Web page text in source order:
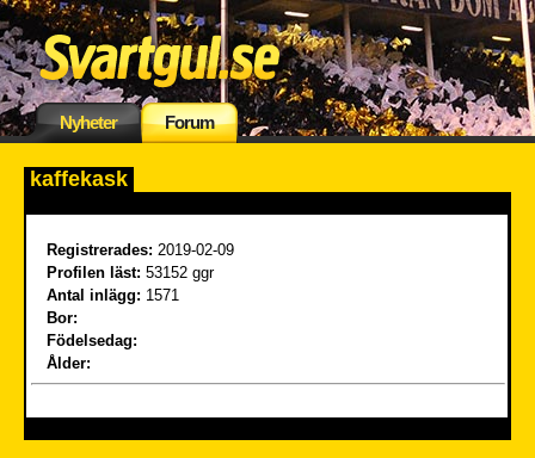
Nyheter Forum
kaffekask
Registrerades: 2019-02-09
Profilen läst: 53152 ggr
Antal inlägg: 1571
Bor:
Födelsedag:
Ålder: